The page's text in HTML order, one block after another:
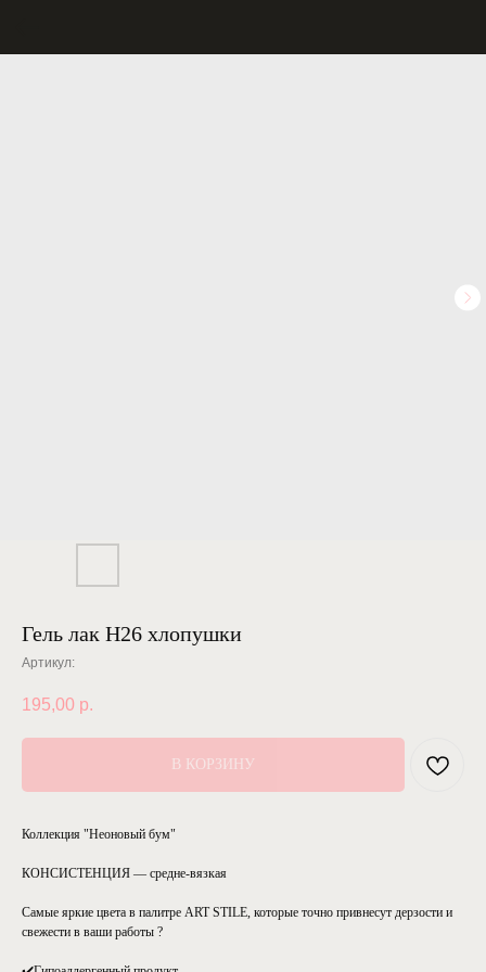
Гель лак Н26 хлопушки
Артикул:
195,00 р.
В КОРЗИНУ
Коллекция "Неоновый бум"
КОНСИСТЕНЦИЯ — средне-вязкая
Самые яркие цвета в палитре ART STILE, которые точно привнесут дерзости и
свежести в ваши работы ?